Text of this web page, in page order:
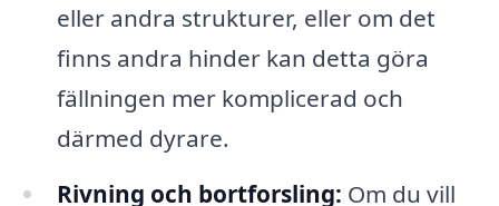
eller andra strukturer, eller om det
finns andra hinder kan detta göra
fällningen mer komplicerad och
därmed dyrare.
Rivning och bortforsling: Om du vill